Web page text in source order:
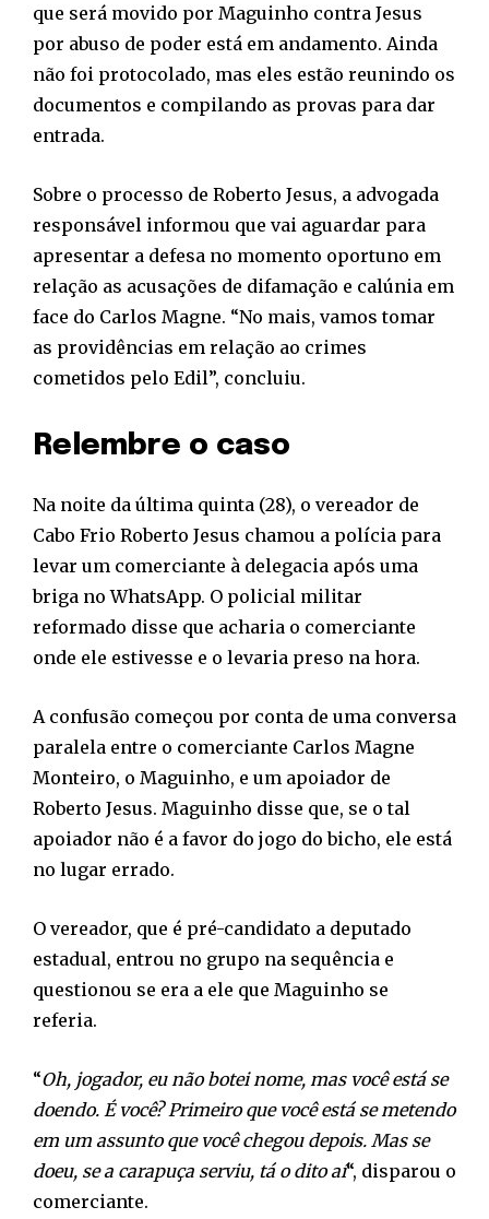
que será movido por Maguinho contra Jesus
por abuso de poder está em andamento. Ainda
não foi protocolado, mas eles estão reunindo os
documentos e compilando as provas para dar
entrada.
Sobre o processo de Roberto Jesus, a advogada
responsável informou que vai aguardar para
apresentar a defesa no momento oportuno em
relação as acusações de difamação e calúnia em
face do Carlos Magne. “No mais, vamos tomar
as providências em relação ao crimes
cometidos pelo Edil”, concluiu.
Relembre o caso
Na noite da última quinta (28), o vereador de
Cabo Frio Roberto Jesus chamou a polícia para
levar um comerciante à delegacia após uma
briga no WhatsApp. O policial militar
reformado disse que acharia o comerciante
onde ele estivesse e o levaria preso na hora.
A confusão começou por conta de uma conversa
paralela entre o comerciante Carlos Magne
Monteiro, o Maguinho, e um apoiador de
Roberto Jesus. Maguinho disse que, se o tal
apoiador não é a favor do jogo do bicho, ele está
no lugar errado.
O vereador, que é pré-candidato a deputado
estadual, entrou no grupo na sequência e
questionou se era a ele que Maguinho se
referia.
“Oh, jogador, eu não botei nome, mas você está se
doendo. É você? Primeiro que você está se metendo
em um assunto que você chegou depois. Mas se
doeu, se a carapuça serviu, tá o dito aí“, disparou o
comerciante.